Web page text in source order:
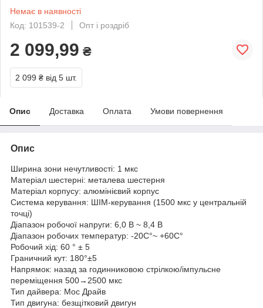
Немає в наявності
Код: 101539-2
Опт і роздріб
2 099,99 ₴
2 099 ₴ від 5 шт.
Опис Доставка Оплата Умови повернення
Опис
Ширина зони нечутливості: 1 мкс
Матеріал шестерні: металева шестерня
Матеріал корпусу: алюмінієвий корпус
Система керування: ШІМ-керування (1500 мкс у центральній
точці)
Діапазон робочої напруги: 6,0 В ~ 8,4 В
Діапазон робочих температур: -20C°~ +60C°
Робочий хід: 60 ° ± 5
Граничний кут: 180°±5
Напрямок: назад за годинниковою стрілкою/імпульсне
переміщення 500→2500 мкс
Тип дайвера: Мос Драйв
Тип двигуна: безщітковий двигун